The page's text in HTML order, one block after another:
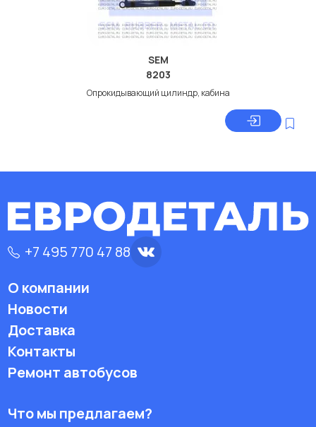
SEM
8203
Опрокидывающий цилиндр, кабина
+7 495 770 47 88
О компании
Новости
Доставка
Контакты
Ремонт автобусов
Что мы предлагаем?